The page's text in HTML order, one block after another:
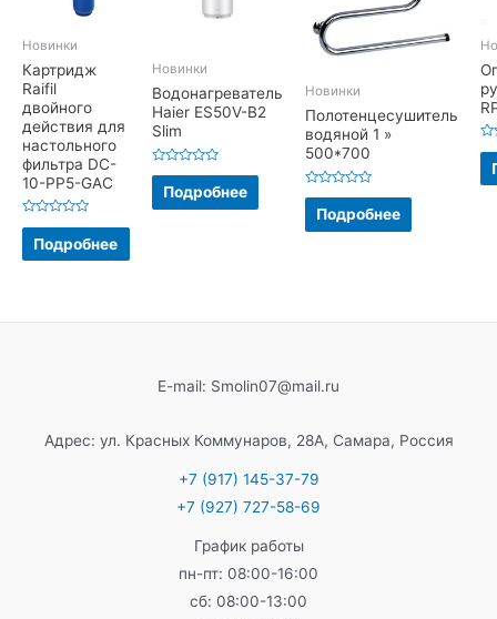
Новинки
Картридж
Raifil
двойного
действия для
настольного
фильтра DC-
10-PP5-GAC
Оценка
5
Подробнее
Новинки
Водонагреватель
Haier ES50V-B2
Slim
Оценка
5
Подробнее
Новинки
Полотенцесушитель
водяной 1 »
500*700
Оценка
5
Подробнее
5
E-mail: Smolin07@mail.ru
Адрес: ул. Красных Коммунаров, 28А, Самара, Россия
+7 (917) 145-37-79
+7 (927) 727-58-69
График работы
пн-пт: 08:00-16:00
сб: 08:00-13:00